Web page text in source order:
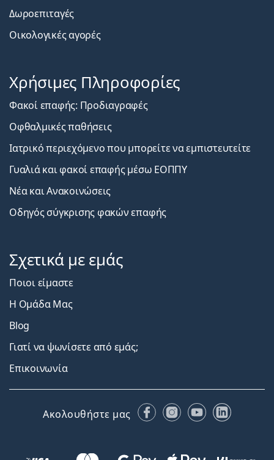
Δωροεπιταγές
Οικολογικές αγορές
Χρήσιμες Πληροφορίες
Φακοί επαφής: Προδιαγραφές
Οφθαλμικές παθήσεις
Ιατρικό περιεχόμενο που μπορείτε να εμπιστευτείτε
Γυαλιά και φακοί επαφής μέσω ΕΟΠΠΥ
Νέα και Ανακοινώσεις
Οδηγός σύγκρισης φακών επαφής
Σχετικά με εμάς
Ποιοι είμαστε
Η Ομάδα Μας
Blog
Γιατί να ψωνίσετε από εμάς;
Επικοινωνία
Ακολουθήστε μας FacebookInstagram
YouTubeLinkedIn